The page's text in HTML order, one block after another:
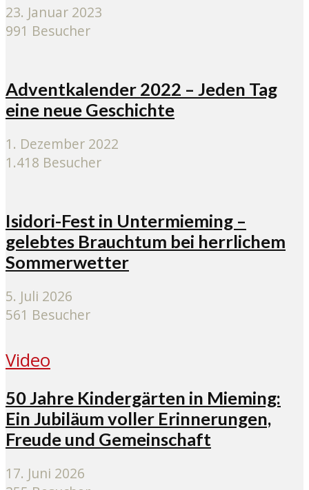
23. Januar 2023
991 Besucher
Adventkalender 2022 – Jeden Tag
eine neue Geschichte
1. Dezember 2022
1.418 Besucher
Isidori-Fest in Untermieming –
gelebtes Brauchtum bei herrlichem
Sommerwetter
5. Juli 2026
561 Besucher
Video
50 Jahre Kindergärten in Mieming:
Ein Jubiläum voller Erinnerungen,
Freude und Gemeinschaft
17. Juni 2026